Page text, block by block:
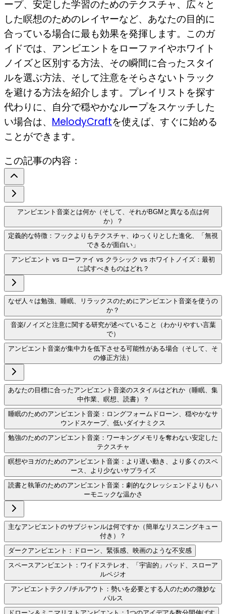
ープ、安定した学習のためのテクスチャ、広々と
した瞑想のためのレイヤーなど、あなたの目的に
合っている場合に最も効果を発揮します。このガ
イドでは、アンビエントをローファイやホワイト
ノイズと区別する方法、その瞬間に合ったスタイ
ルを選ぶ方法、そして注意をそらさないトラック
を避ける方法を紹介します。プレイリストを探す
代わりに、自分で穏やかなループをスケッチした
い場合は、 MelodyCraftを使えば、すぐに始める
ことができます。
この記事の内容：
アンビエント音楽とは何か（そして、それがBGMと異なる点は何
か）？
定義的な特徴：フックよりもテクスチャ、ゆっくりとした進化、「無視
できるが面白い」
アンビエント vs ローファイ vs クラシック vs ホワイトノイズ：最初
に試すべきものはどれ？
なぜ人々は勉強、睡眠、リラックスのためにアンビエント音楽を使うの
か？
音楽/ノイズと注意に関する研究が述べていること（わかりやすい言葉
で）
アンビエント音楽が集中力を低下させる可能性がある場合（そして、そ
の修正方法）
あなたの目標に合ったアンビエント音楽のスタイルはどれか（睡眠、集
中作業、瞑想、読書）？
睡眠のためのアンビエント音楽：ロングフォームドローン、穏やかなサ
ウンドスケープ、低いダイナミクス
勉強のためのアンビエント音楽：ワーキングメモリを奪わない安定した
テクスチャ
瞑想やヨガのためのアンビエント音楽：より遅い動き、より多くのスペ
ース、より少ないサプライズ
読書と執筆のためのアンビエント音楽：劇的なクレッシェンドよりもハ
ーモニックな温かさ
主なアンビエントのサブジャンルは何ですか（簡単なリスニングキュー
付き）？
ダークアンビエント：ドローン、緊張感、映画のような不安感
スペースアンビエント：ワイドステレオ、「宇宙的」パッド、スローア
ルペジオ
アンビエントテクノ/チルアウト：勢いを必要とする人のための微妙な
パルス